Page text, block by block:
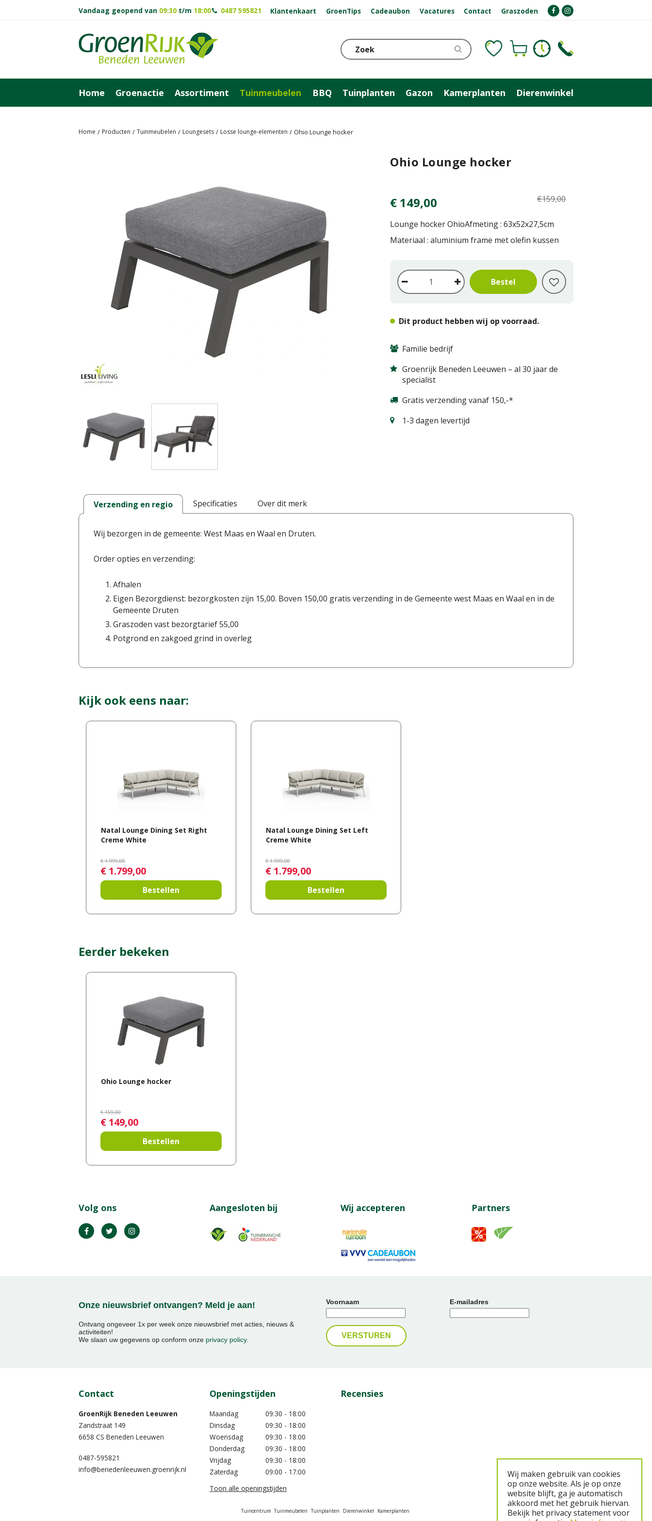
Home Producten Tuinmeubelen Loungesets Losse lounge-elementen Ohio Lounge hocker
Vandaag geopend van 09:30 t/m 18:00 0487 595821 Klantenkaart GroenTips Cadeaubon Vacatures Contact Graszoden
Home Groenactie Assortiment Tuinmeubelen BBQ Tuinplanten Gazon Kamerplanten Dierenwinkel
Ohio Lounge hocker
€159,00
€ 149,00
Lounge hocker OhioAfmeting : 63x52x27,5cm
Materiaal : aluminium frame met olefin kussen
Dit product hebben wij op voorraad.
Familie bedrijf
Groenrijk Beneden Leeuwen – al 30 jaar de
specialist
Gratis verzending vanaf 150,-*
1-3 dagen levertijd
Verzending en regio Specificaties Over dit merk
Wij bezorgen in de gemeente: West Maas en Waal en Druten.
Order opties en verzending:
Afhalen
Eigen Bezorgdienst: bezorgkosten zijn 15,00. Boven 150,00 gratis verzending in de Gemeente west Maas en Waal en in de
Gemeente Druten
Graszoden vast bezorgtarief 55,00
Potgrond en zakgoed grind in overleg
Kijk ook eens naar:
Natal Lounge Dining Set Right
Creme White
€ 1.999,00
€ 1.799,00
Bestellen
Natal Lounge Dining Set Left
Creme White
€ 1.999,00
€ 1.799,00
Bestellen
Eerder bekeken
Ohio Lounge hocker
€ 159,00
€ 149,00
Bestellen
Volg ons Aangesloten bij Wij accepteren Partners
Onze nieuwsbrief ontvangen? Meld je aan!
Ontvang ongeveer 1x per week onze nieuwsbrief met acties, nieuws &
activiteiten!
We slaan uw gegevens op conform onze privacy policy.
Voornaam E-mailadres
Contact
GroenRijk Beneden Leeuwen​
Zandstraat 149
6658 CS Beneden Leeuwen
0487-595821
info@benedenleeuwen.groenrijk.nl
Openingstijden
Maandag
09:30 - 18:00
Dinsdag
09:30 - 18:00
Woensdag
09:30 - 18:00
Donderdag
09:30 - 18:00
Vrijdag
09:30 - 18:00
Zaterdag
09:00 - 17:00
Toon alle openingstijden
Recensies
Tuincentrum Tuinmeubelen Tuinplanten Dierenwinkel Kamerplanten
Wij maken gebruik van cookies
op onze website. Als je op onze
website blijft, ga je automatisch
akkoord met het gebruik hiervan.
Bekijk het privacy statement voor